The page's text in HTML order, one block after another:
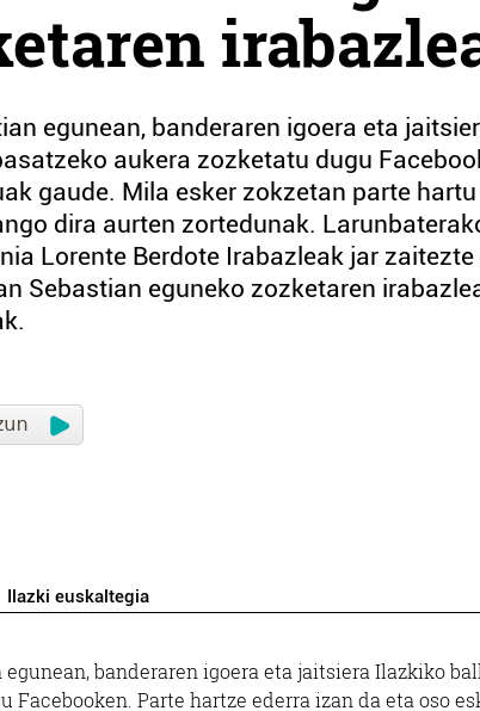
egunean, banderaren igoera eta
aukera zozketatu dugu
gaude. Mila esker zokzetan parte
dira aurten zortedunak.
Lorente Berdote Irabazleak jar
Sebastian eguneko zozketaren
Ilazki euskaltegia
egunean, banderaren igoera eta jaitsiera Ilazkiko
Facebooken. Parte hartze ederra izan da eta oso